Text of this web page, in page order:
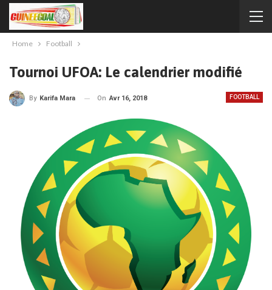
Home Football
Tournoi UFOA: Le calendrier modifié
FOOTBALL
By Karifa Mara On Avr 16, 2018